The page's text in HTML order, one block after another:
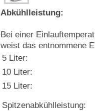
Abkühlleistung:
Bei einer
weist das entnommene
5 Liter:
10 Liter:
15 Liter :
Spitzenabkühlleistung :